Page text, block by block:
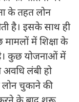
के तहत लोन
है। इसके साथ ही
मामलों में शिक्षा के
कुछ योजनाओं में
अवधि लंबी हो
चुकाने की